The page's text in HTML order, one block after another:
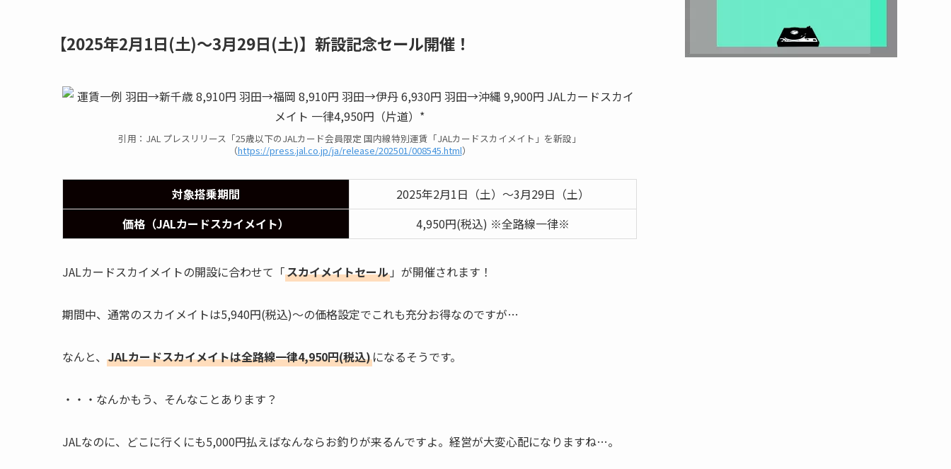
【2025年2月1日(土)〜3月29日(土)】新設記念セール開催！
引用：JAL プレスリリース「25歳以下のJALカード会員限定 国内線特別運賃「JALカードスカイメイト」を新設」
（https://press.jal.co.jp/ja/release/202501/008545.html）
対象搭乗期間
2025年2月1日（土）～3月29日（土）
価格（JALカードスカイメイト）
4,950円(税込) ※全路線一律※
JALカードスカイメイトの開設に合わせて「スカイメイトセール 」が開催されます！
期間中、通常のスカイメイトは5,940円(税込)〜の価格設定でこれも充分お得なのですが…
なんと、 JALカードスカイメイトは全路線一律4,950円(税込)になるそうです。
・・・なんかもう、そんなことあります？
JALなのに、どこに行くにも5,000円払えばなんならお釣りが来るんですよ。経営が大変心配になりますね…。